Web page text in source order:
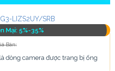
LIZS2UY/SRB
Mại: 5%-35%
Bán:
dòng camera được trang bị ống